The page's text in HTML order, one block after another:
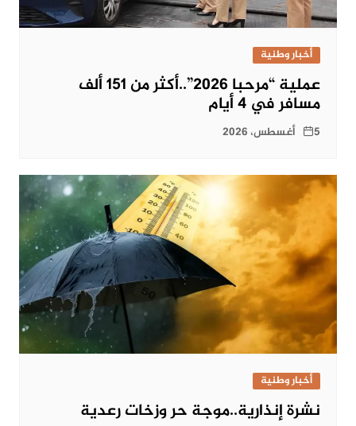
أخبار وطنية
عملية “مرحبا 2026”..أكثر من 151 ألف
مسافر في 4 أيام
5 أغسطس، 2026
أخبار وطنية
نشرة إنذارية..موجة حر وزخات رعدية